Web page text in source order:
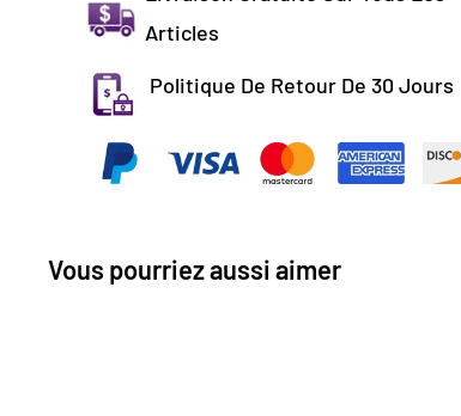
Articles
Politique De Retour De 30 Jours
Vous pourriez aussi aimer